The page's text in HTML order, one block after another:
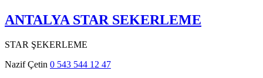
ANTALYA STAR SEKERLEME
STAR ŞEKERLEME
Nazif Çetin 0 543 544 12 47